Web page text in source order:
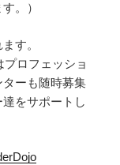
。）
す。
プロフェッショ
ーも随時募集
をサポートし